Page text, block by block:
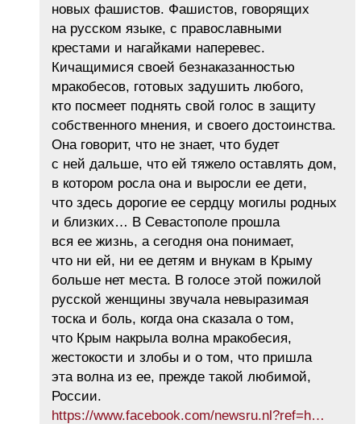
новых фашистов. Фашистов, говорящих
на русском языке, с православными
крестами и нагайками наперевес.
Кичащимися своей безнаказанностью
мракобесов, готовых задушить любого,
кто посмеет поднять свой голос в защиту
собственного мнения, и своего достоинства.
Она говорит, что не знает, что будет
с ней дальше, что ей тяжело оставлять дом,
в котором росла она и выросли ее дети,
что здесь дорогие ее сердцу могилы родных
и близких… В Севастополе прошла
вся ее жизнь, а сегодня она понимает,
что ни ей, ни ее детям и внукам в Крыму
больше нет места. В голосе этой пожилой
русской женщины звучала невыразимая
тоска и боль, когда она сказала о том,
что Крым накрыла волна мракобесия,
жестокости и злобы и о том, что пришла
эта волна из ее, прежде такой любимой,
России.
https://www.facebook.com/newsru.nl?ref=h…